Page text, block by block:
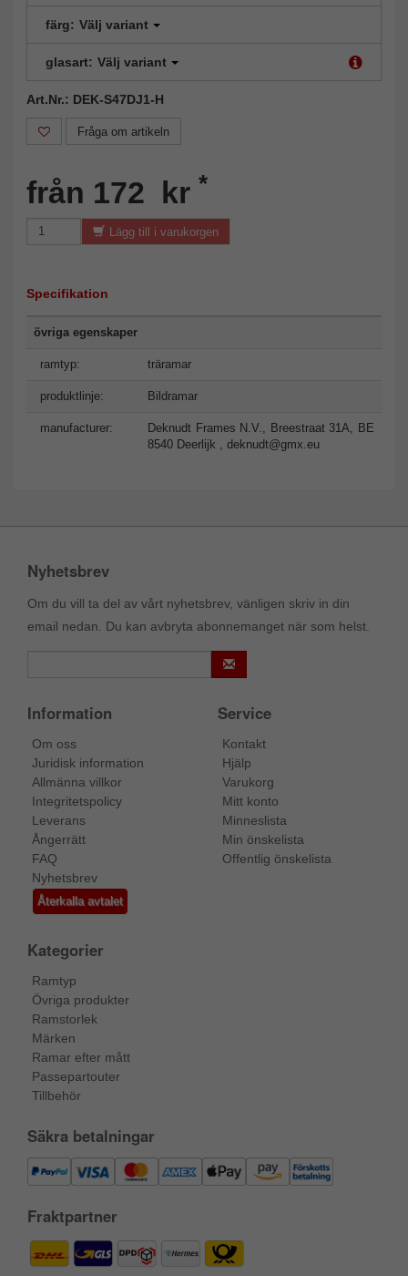
färg: Välj variant
glasart: Välj variant
Art.Nr.: DEK-S47DJ1-H
Fråga om artikeln
från 172 kr *
Lägg till i varukorgen
Specifikation
övriga egenskaper
ramtyp: träramar
produktlinje: Bildramar
manufacturer:
Deknudt Frames N.V., Breestraat 31A, BE
8540 Deerlijk , deknudt@gmx.eu
Nyhetsbrev
Om du vill ta del av vårt nyhetsbrev, vänligen skriv in din
email nedan. Du kan avbryta abonnemanget när som helst.
Information
Om oss
Juridisk information
Allmänna villkor
Integritetspolicy
Leverans
Ångerrätt
FAQ
Nyhetsbrev
Återkalla avtalet
Service
Kontakt
Hjälp
Varukorg
Mitt konto
Minneslista
Min önskelista
Offentlig önskelista
Kategorier
Ramtyp
Övriga produkter
Ramstorlek
Märken
Ramar efter mått
Passepartouter
Tillbehör
Säkra betalningar
Fraktpartner